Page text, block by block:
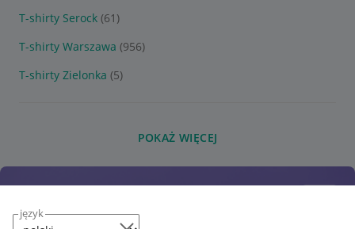
język
T-shirty Serock (61)
T-shirty Warszawa (956)
T-shirty Zielonka (5)
POKAŻ WIĘCEJ